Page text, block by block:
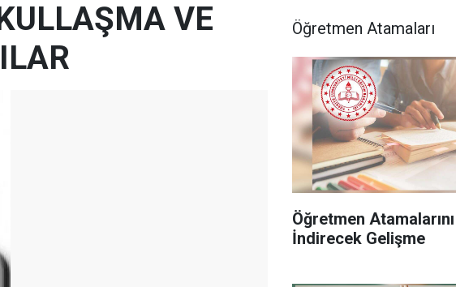
VE
Öğretmen Atamaları
Öğretmen Atamalarını
İndirecek Gelişme